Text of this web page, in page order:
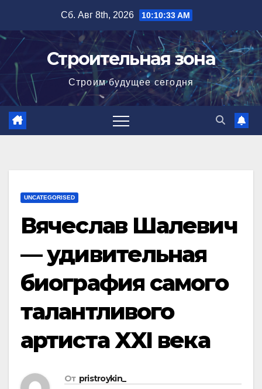
содержимому
Сб. Авг 8th, 2026 10:10:34 AM
Строительная зона
Строим будущее сегодня
UNCATEGORISED
Вячеслав Шалевич
— удивительная
биография самого
талантливого
артиста XXI века
От pristroykin_